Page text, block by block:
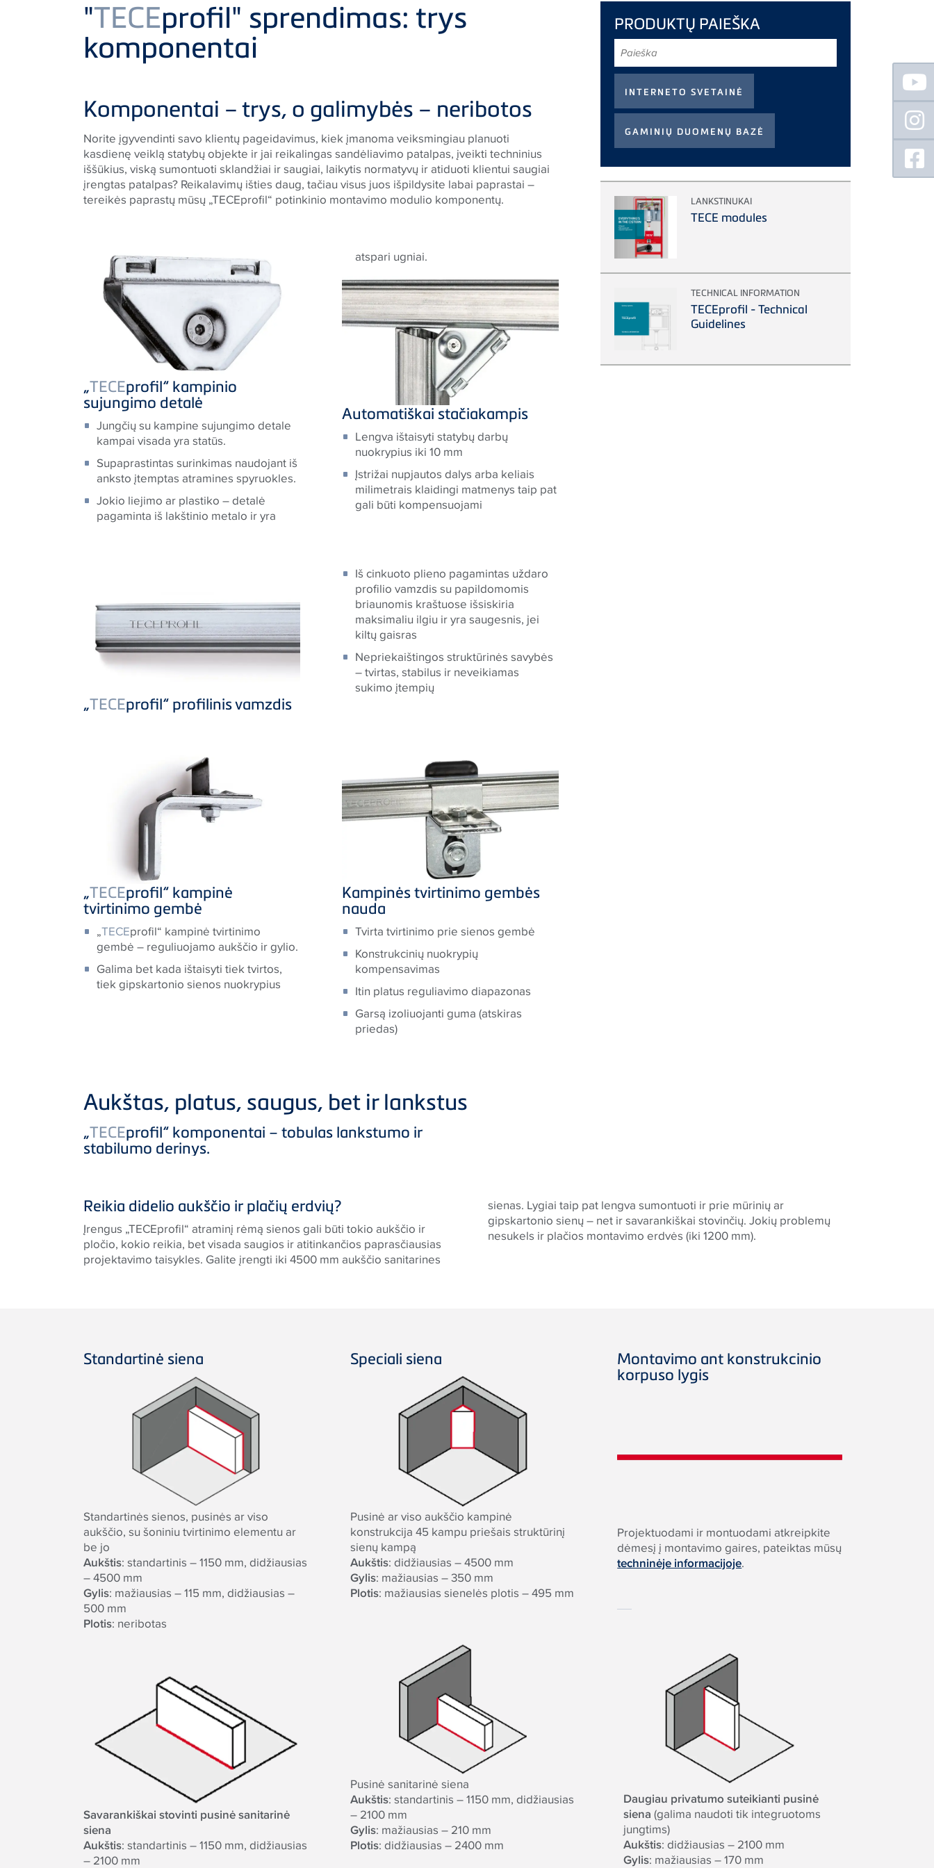
"TECEprofil" sprendimas: trys
komponentai
Komponentai – trys, o galimybės – neribotos
Norite įgyvendinti savo klientų pageidavimus, kiek įmanoma veiksmingiau planuoti
kasdienę veiklą statybų objekte ir jai reikalingas sandėliavimo patalpas, įveikti techninius
iššūkius, viską sumontuoti sklandžiai ir saugiai, laikytis normatyvų ir atiduoti klientui saugiai
įrengtas patalpas? Reikalavimų išties daug, tačiau visus juos išpildysite labai paprastai –
tereikės paprastų mūsų „TECEprofil“ potinkinio montavimo modulio komponentų.
„TECEprofil“ kampinio
sujungimo detalė
Jungčių su kampine sujungimo detale
kampai visada yra statūs.
Supaprastintas surinkimas naudojant iš
anksto įtemptas atramines spyruokles.
Jokio liejimo ar plastiko – detalė
pagaminta iš lakštinio metalo ir yra
atspari ugniai.
Automatiškai stačiakampis
Lengva ištaisyti statybų darbų
nuokrypius iki 10 mm
Įstrižai nupjautos dalys arba keliais
milimetrais klaidingi matmenys taip pat
gali būti kompensuojami
„TECEprofil“ profilinis vamzdis
Iš cinkuoto plieno pagamintas uždaro
profilio vamzdis su papildomomis
briaunomis kraštuose išsiskiria
maksimaliu ilgiu ir yra saugesnis, jei
kiltų gaisras
Nepriekaištingos struktūrinės savybės
– tvirtas, stabilus ir neveikiamas
sukimo įtempių
„TECEprofil“ kampinė
tvirtinimo gembė
„TECEprofil“ kampinė tvirtinimo
gembė – reguliuojamo aukščio ir gylio.
Galima bet kada ištaisyti tiek tvirtos,
tiek gipskartonio sienos nuokrypius
Kampinės tvirtinimo gembės
nauda
Tvirta tvirtinimo prie sienos gembė
Konstrukcinių nuokrypių
kompensavimas
Itin platus reguliavimo diapazonas
Garsą izoliuojanti guma (atskiras
priedas)
PRODUKTŲ PAIEŠKA
LANKSTINUKAI
TECE modules
TECHNICAL INFORMATION
TECEprofil - Technical
Guidelines
Aukštas, platus, saugus, bet ir lankstus
„TECEprofil“ komponentai – tobulas lankstumo ir
stabilumo derinys.
Reikia didelio aukščio ir plačių erdvių?
Įrengus „TECEprofil“ atraminį rėmą sienos gali būti tokio aukščio ir
pločio, kokio reikia, bet visada saugios ir atitinkančios paprasčiausias
projektavimo taisykles. Galite įrengti iki 4500 mm aukščio sanitarines
sienas. Lygiai taip pat lengva sumontuoti ir prie mūrinių ar
gipskartonio sienų – net ir savarankiškai stovinčių. Jokių problemų
nesukels ir plačios montavimo erdvės (iki 1200 mm).
Standartinė siena
Standartinės sienos, pusinės ar viso
aukščio, su šoniniu tvirtinimo elementu ar
be jo
Aukštis: standartinis – 1150 mm, didžiausias
– 4500 mm
Gylis: mažiausias – 115 mm, didžiausias –
500 mm
Plotis: neribotas
Savarankiškai stovinti pusinė sanitarinė
siena
Aukštis: standartinis – 1150 mm, didžiausias
– 2100 mm
Speciali siena
Pusinė ar viso aukščio kampinė
konstrukcija 45 kampu priešais struktūrinį
sienų kampą
Aukštis: didžiausias – 4500 mm
Gylis: mažiausias – 350 mm
Plotis: mažiausias sienelės plotis – 495 mm
Pusinė sanitarinė siena
Aukštis: standartinis – 1150 mm, didžiausias
– 2100 mm
Gylis: mažiausias – 210 mm
Plotis: didžiausias – 2400 mm
Montavimo ant konstrukcinio
korpuso lygis
Projektuodami ir montuodami atkreipkite
dėmesį į montavimo gaires, pateiktas mūsų
techninėje informacijoje.
Daugiau privatumo suteikianti pusinė
siena (galima naudoti tik integruotoms
jungtims)
Aukštis: didžiausias – 2100 mm
Gylis: mažiausias – 170 mm
Floating